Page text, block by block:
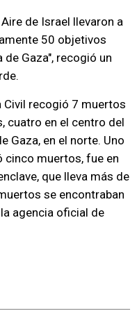
de Israel llevaron a
50 objetivos
Gaza", recogió un
Civil recogió 7 muertos
cuatro en el centro del
Gaza, en el norte. Uno
cinco muertos, fue en
que lleva más de
se encontraban
agencia oficial de